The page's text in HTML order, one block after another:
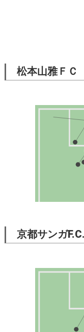
松本山雅ＦＣ
京都サンガF.C.